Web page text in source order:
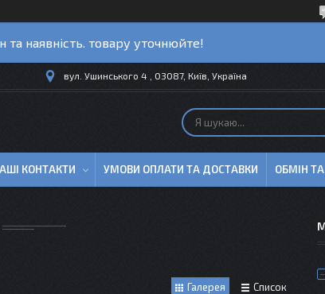
та наявність. товару уточнюйте!
вул. Ушинського 4 , 03087, Київ, Україна
КОНТАКТИ УМОВИ ОПЛАТИ ТА ДОСТАВКИ ОБМІН
Галерея Список